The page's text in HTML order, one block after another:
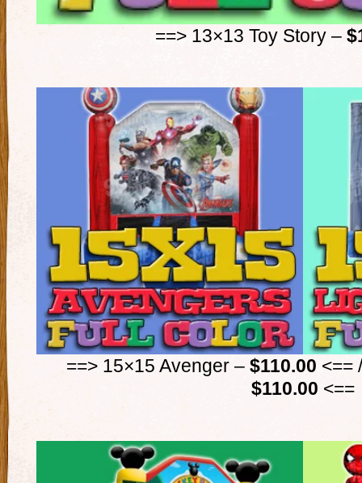
==> 13×13 Toy Story –
==> 15×15 Avenger – $110.00 <==
$110.00 <==